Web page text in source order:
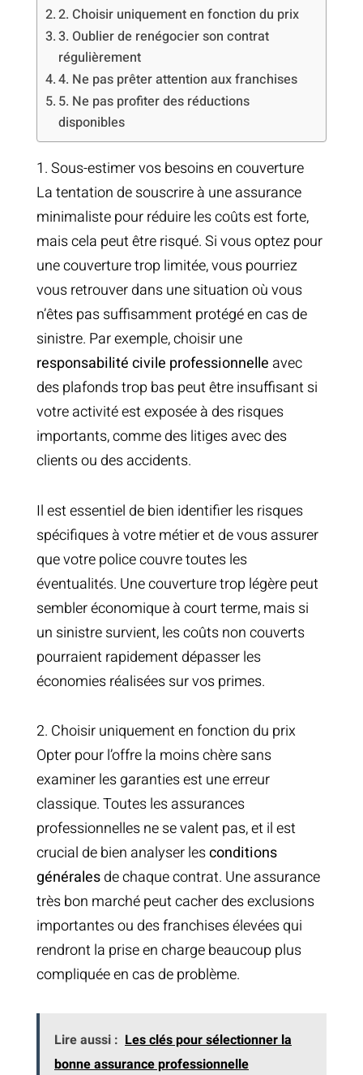
2. Choisir uniquement en fonction du prix
3. Oublier de renégocier son contrat
régulièrement
4. Ne pas prêter attention aux franchises
5. Ne pas profiter des réductions
disponibles
1. Sous-estimer vos besoins en couverture
La tentation de souscrire à une assurance
minimaliste pour réduire les coûts est forte,
mais cela peut être risqué. Si vous optez pour
une couverture trop limitée, vous pourriez
vous retrouver dans une situation où vous
n’êtes pas suffisamment protégé en cas de
sinistre. Par exemple, choisir une
responsabilité civile professionnelle avec
des plafonds trop bas peut être insuffisant si
votre activité est exposée à des risques
importants, comme des litiges avec des
clients ou des accidents.
Il est essentiel de bien identifier les risques
spécifiques à votre métier et de vous assurer
que votre police couvre toutes les
éventualités. Une couverture trop légère peut
sembler économique à court terme, mais si
un sinistre survient, les coûts non couverts
pourraient rapidement dépasser les
économies réalisées sur vos primes.
2. Choisir uniquement en fonction du prix
Opter pour l’offre la moins chère sans
examiner les garanties est une erreur
classique. Toutes les assurances
professionnelles ne se valent pas, et il est
crucial de bien analyser lesconditions
généralesde chaque contrat. Une assurance
très bon marché peut cacher des exclusions
importantes ou des franchises élevées qui
rendront la prise en charge beaucoup plus
compliquée en cas de problème.
Lire aussi : Les clés pour sélectionner la
bonne assurance professionnelle